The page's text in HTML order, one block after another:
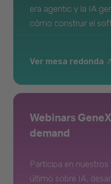
era agentic y la IA
cómo construir el
Ver mesa redonda
Webinars
demand
Participa en
último sobre IA,